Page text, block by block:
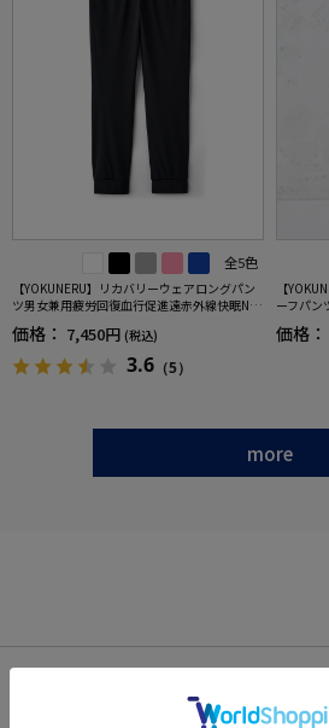
全5色
【YOKUNERU】リカバリーウェアロングパン
ツ男女兼用疲労回復血行促進遠赤外線快眠NA
NOMIX(R)【一般医療機器】SS～LLサイズ
価格： 7,450円 (税込)
3.6 （5）
【
ーフパン
価格：
more
OFFICIAL SNS